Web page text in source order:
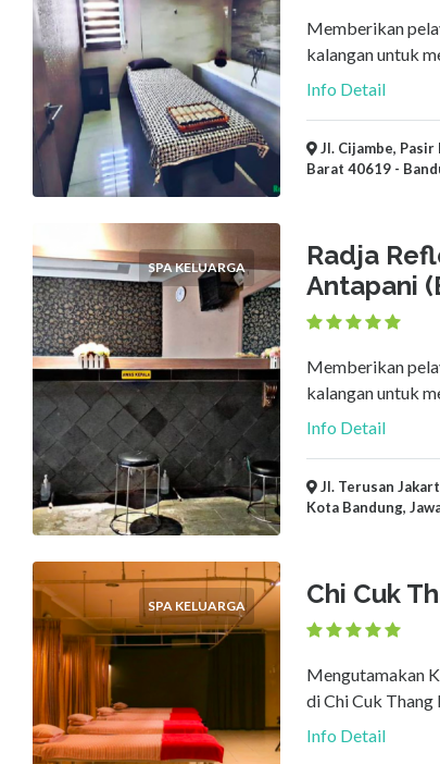
Memberikan
kalangan untuk
Info Detail
Jl. Cijambe, Pasir
Barat 40619 -
SPA KELUARGA
Radja
Antapani
Memberikan
kalangan untuk
Info Detail
Jl. Terusan
Kota Bandung,
SPA KELUARGA Chi Cuk
Mengutamakan
di Chi Cuk Thang
Info Detail